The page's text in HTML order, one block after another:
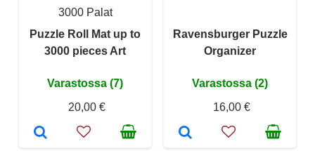
3000 Palat
Puzzle Roll Mat up to
3000 pieces Art
Varastossa (7)
20,00 €
Ravensburger Puzzle
Organizer
Varastossa (2)
16,00 €